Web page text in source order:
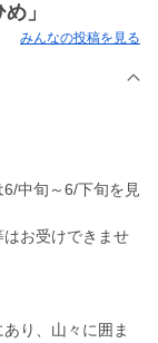
」
みんなの投稿を見る
中旬～6/下旬を見
お受けできませ
り、山々に囲ま